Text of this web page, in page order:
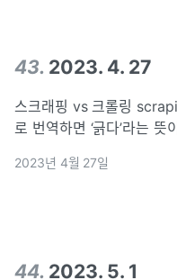
43. 2023. 4. 27
스크래핑 vs 크롤링 scraping(스크래핑) 스크래핑을 한국어
로 번역하면 ‘긁다’라는 뜻
2023년 4월 27일
44. 2023. 5. 1